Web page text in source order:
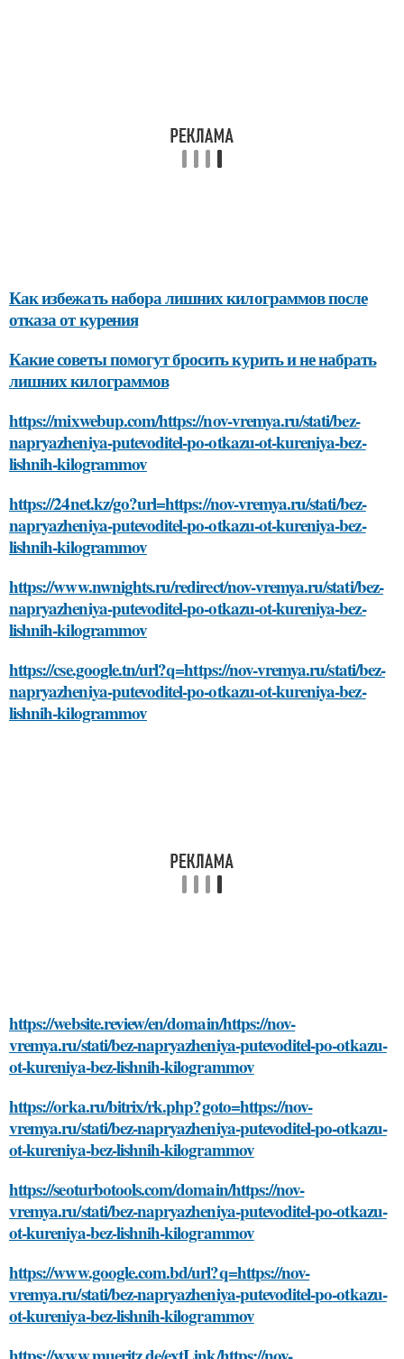
Как избежать набора лишних килограммов после
отказа от курения
Какие советы помогут бросить курить и не набрать
лишних килограммов
https://mixwebup.com/https://nov-vremya.ru/stati/bez-
napryazheniya-putevoditel-po-otkazu-ot-kureniya-bez-
lishnih-kilogrammov
https://24net.kz/go?url=https://nov-vremya.ru/stati/bez-
napryazheniya-putevoditel-po-otkazu-ot-kureniya-bez-
lishnih-kilogrammov
https://www.nwnights.ru/redirect/nov-vremya.ru/stati/bez-
napryazheniya-putevoditel-po-otkazu-ot-kureniya-bez-
lishnih-kilogrammov
https://cse.google.tn/url?q=https://nov-vremya.ru/stati/bez-
napryazheniya-putevoditel-po-otkazu-ot-kureniya-bez-
lishnih-kilogrammov
https://website.review/en/domain/https://nov-
vremya.ru/stati/bez-napryazheniya-putevoditel-po-otkazu-
ot-kureniya-bez-lishnih-kilogrammov
https://orka.ru/bitrix/rk.php?goto=https://nov-
vremya.ru/stati/bez-napryazheniya-putevoditel-po-otkazu-
ot-kureniya-bez-lishnih-kilogrammov
https://seoturbotools.com/domain/https://nov-
vremya.ru/stati/bez-napryazheniya-putevoditel-po-otkazu-
ot-kureniya-bez-lishnih-kilogrammov
https://www.google.com.bd/url?q=https://nov-
vremya.ru/stati/bez-napryazheniya-putevoditel-po-otkazu-
ot-kureniya-bez-lishnih-kilogrammov